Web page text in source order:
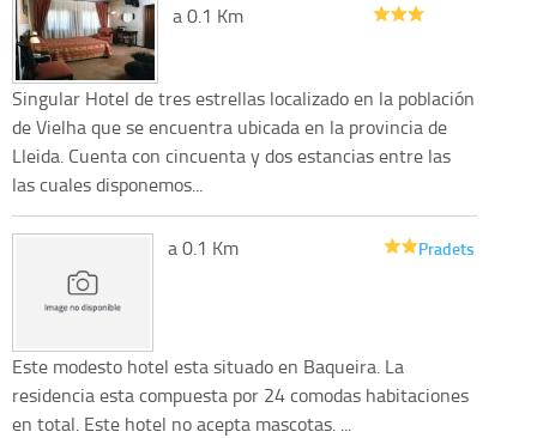
a 0.1 Km
Singular Hotel de tres estrellas localizado en la población
de Vielha que se encuentra ubicada en la provincia de
Lleida. Cuenta con cincuenta y dos estancias entre las
las cuales disponemos...
Pradets
a 0.1 Km
Este modesto hotel esta situado en Baqueira. La
residencia esta compuesta por 24 comodas habitaciones
en total. Este hotel no acepta mascotas. ...